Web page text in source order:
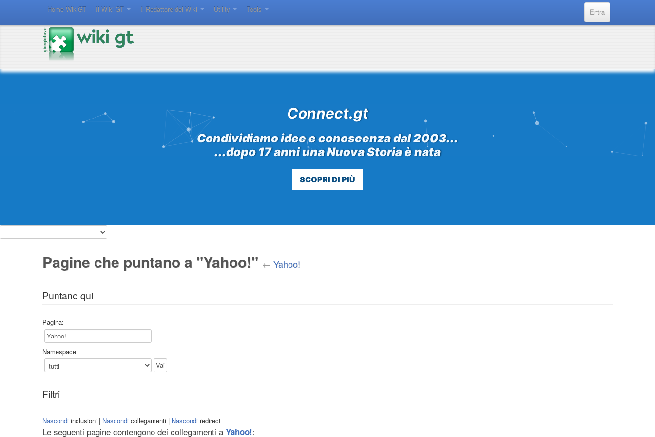
Forum Gt Magazine Risorse Chi Siamo
Connect.gt
Condividiamo idee e conoscenza dal 2003...
...dopo 17 anni una Nuova Storia è nata
SCOPRI DI PIÙ
Home WikiGT Il Wiki GT Il Redattore del Wiki Utility Tools Entra
Pagine che puntano a "Yahoo!" ← Yahoo!
Puntano qui
Pagina:
Namespace:
Filtri
Nascondi inclusioni | Nascondi collegamenti | Nascondi redirect
Le seguenti pagine contengono dei collegamenti a Yahoo!: